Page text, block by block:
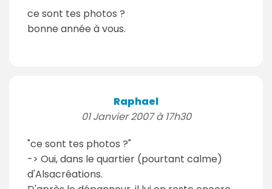
ce sont tes photos ?
bonne année à vous.
Raphael
01 Janvier 2007 à 17h30
"ce sont tes photos ?"
-> Oui, dans le quartier (pourtant calme)
d'Alsacréations.